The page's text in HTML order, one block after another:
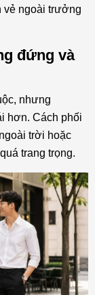
vẻ ngoài trưởng
đứng và
nhưng
hơn. Cách phối
trời hoặc
quá trang trọng.